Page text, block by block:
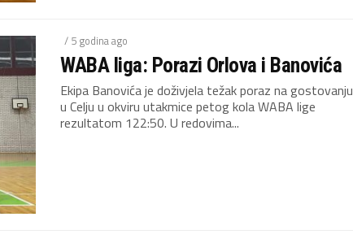
/ 5 godina ago
WABA liga: Porazi Orlova i Banovića
Ekipa Banovića je doživjela težak poraz na gostovanju
u Celju u okviru utakmice petog kola WABA lige
rezultatom 122:50. U redovima...